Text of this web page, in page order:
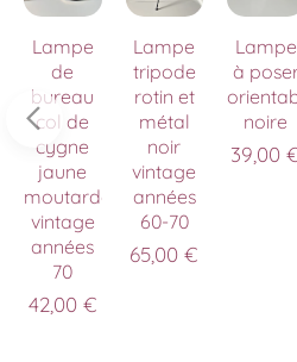
Lampe
de
bureau
col de
cygne
jaune
moutarde
vintage
années
70
42,00€
Lampe
tripode
rotin et
métal
noir
vintage
années
60-70
65,00 €
Lampe
à
noire
39,00